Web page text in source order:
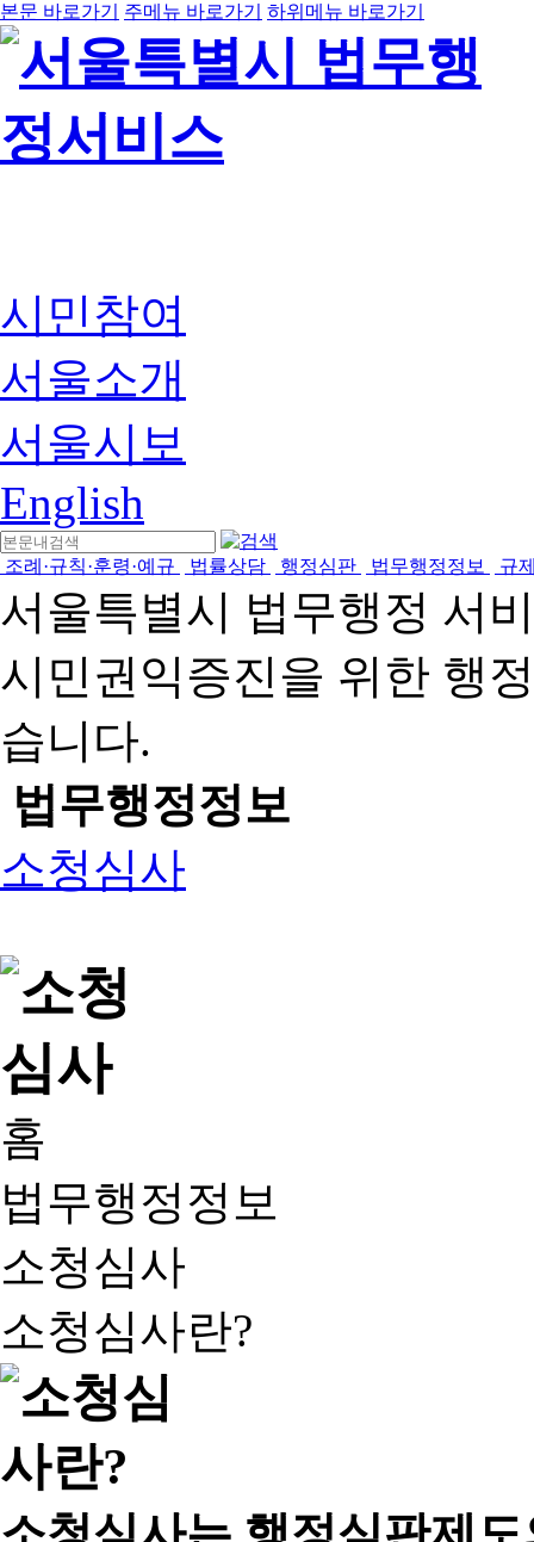
본문 바로가기 주메뉴 바로가기 하위메뉴 바로가기
시민참여
서울소개
서울시보
English
조례·규칙·훈령·예규 법률상담 행정심판 법무행정정보 규
서울특별시 법무행정 서
시민권익증진을 위한 행
습니다.
법무행정정보
소청심사
홈
법무행정정보
소청심사
소청심사란?